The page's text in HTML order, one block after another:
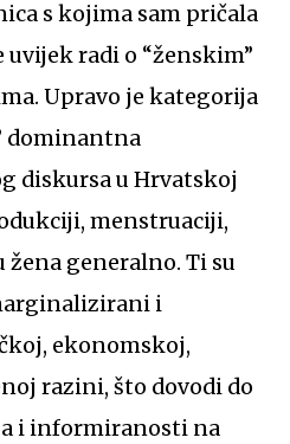
s kojima sam pričala
radi o “ženskim”
Upravo je kategorija
dominantna
diskursa u Hrvatskoj
menstruaciji,
generalno. Ti su
i
ekonomskoj,
razini, što dovodi do
i informiranosti na